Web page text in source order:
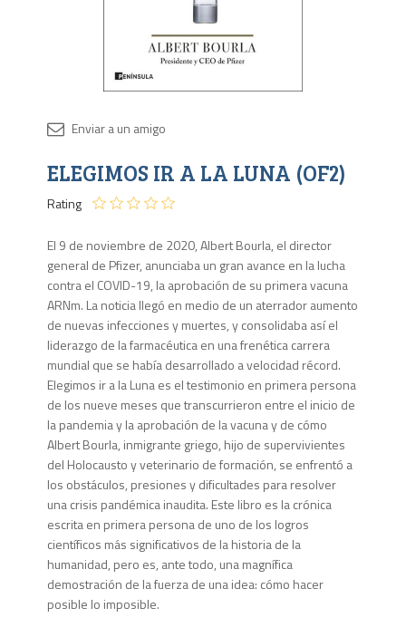
ELEGIMOS IR A LA LUNA (OF2)
Rating
El 9 de noviembre de 2020, Albert Bourla, el director
general de Pfizer, anunciaba un gran avance en la lucha
contra el COVID-19, la aprobación de su primera vacuna
ARNm. La noticia llegó en medio de un aterrador aumento
de nuevas infecciones y muertes, y consolidaba así el
liderazgo de la farmacéutica en una frenética carrera
mundial que se había desarrollado a velocidad récord.
Elegimos ir a la Luna es el testimonio en primera persona
de los nueve meses que transcurrieron entre el inicio de
la pandemia y la aprobación de la vacuna y de cómo
Albert Bourla, inmigrante griego, hijo de supervivientes
del Holocausto y veterinario de formación, se enfrentó a
los obstáculos, presiones y dificultades para resolver
una crisis pandémica inaudita. Este libro es la crónica
escrita en primera persona de uno de los logros
científicos más significativos de la historia de la
humanidad, pero es, ante todo, una magnífica
demostración de la fuerza de una idea: cómo hacer
posible lo imposible.